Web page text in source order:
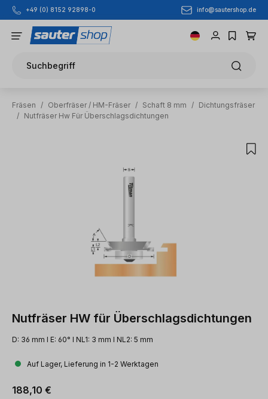
Zum Hauptinhalt springen
+49 (0) 8152 92898-0 info@sautershop.de
Suchbegriff
Fräsen / Oberfräser / HM-Fräser / Schaft 8 mm / Dichtungsfräser
/ Nutfräser Hw Für Überschlagsdichtungen
Nutfräser HW für Überschlagsdichtungen
D: 36 mm l E: 60° l NL1: 3 mm l NL2: 5 mm
Auf Lager, Lieferung in 1-2 Werktagen
Regulärer Preis:
188,10 €